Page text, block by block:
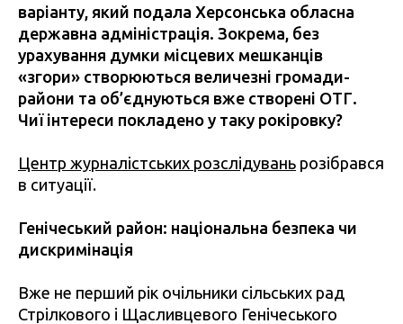
варіанту, який подала Херсонська обласна
державна адміністрація. Зокрема, без
урахування думки місцевих мешканців
«згори» створюються величезні громади-
райони та об’єднуються вже створені ОТГ.
Чиї інтереси покладено у таку рокіровку?
Центр журналістських розслідувань розібрався
в ситуації.
Генічеський район: національна безпека чи
дискримінація
Вже не перший рік очільники сільських рад
Стрілкового і Щасливцевого Генічеського